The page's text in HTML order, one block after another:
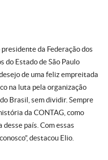
da Federação dos
do Estado de São Paulo
de uma feliz empreitada
na luta pela organização
Brasil, sem dividir. Sempre
da CONTAG, como
país. Com essas
destacou Elio.